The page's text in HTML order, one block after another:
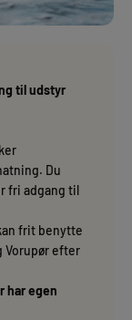
til udstyr
Du
fri adgang til
frit benytte
Vorupør efter
har egen